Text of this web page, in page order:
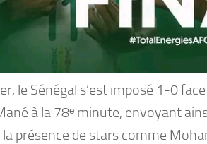
le Sénégal s’est imposé 1-0
à la 78ᵉ minute, envoyant
présence de stars comme